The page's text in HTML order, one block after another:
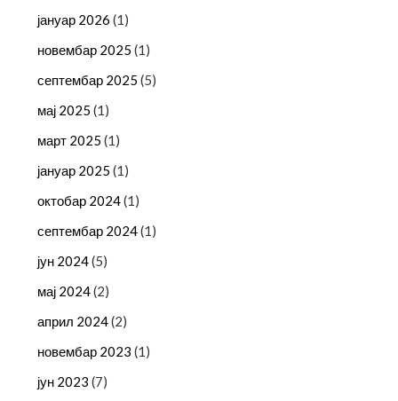
јануар 2026 (1)
новембар 2025 (1)
септембар 2025 (5)
мај 2025 (1)
март 2025 (1)
јануар 2025 (1)
октобар 2024(1)
септембар 2024(1)
јун 2024(5)
мај 2024(2)
април 2024(2)
новембар 2023 (1)
јун 2023 (7)